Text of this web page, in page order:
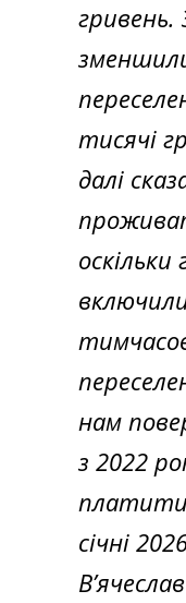
гривень.
тисячі
далі
нам
з 2022
платити
січні